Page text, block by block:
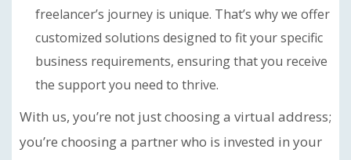
freelancer’s journey is unique. That’s why we offer
customized solutions designed to fit your specific
business requirements, ensuring that you receive
the support you need to thrive.
With us, you’re not just choosing a virtual address;
you’re choosing a partner who is invested in your